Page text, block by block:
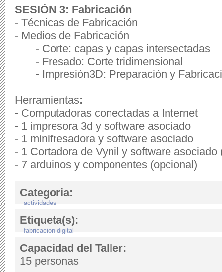
SESIÓN 3: Fabricación
- Técnicas de Fabricación
- Medios de Fabricación
- Corte: capas y capas intersectadas
- Fresado: Corte tridimensional
- Impresión3D: Preparación y
Herramientas:
- Computadoras conectadas a Internet
- 1 impresora 3d y software asociado
- 1 minifresadora y software asociado
- 1 Cortadora de Vynil y software
- 7 arduinos y componentes (opcional)
Categoria:
actividades
Etiqueta(s):
fabricacion digital
Capacidad del Taller:
15 personas